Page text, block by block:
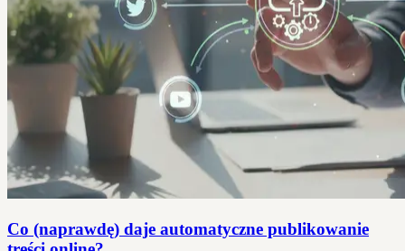
Co (naprawdę) daje automatyczne publikowanie